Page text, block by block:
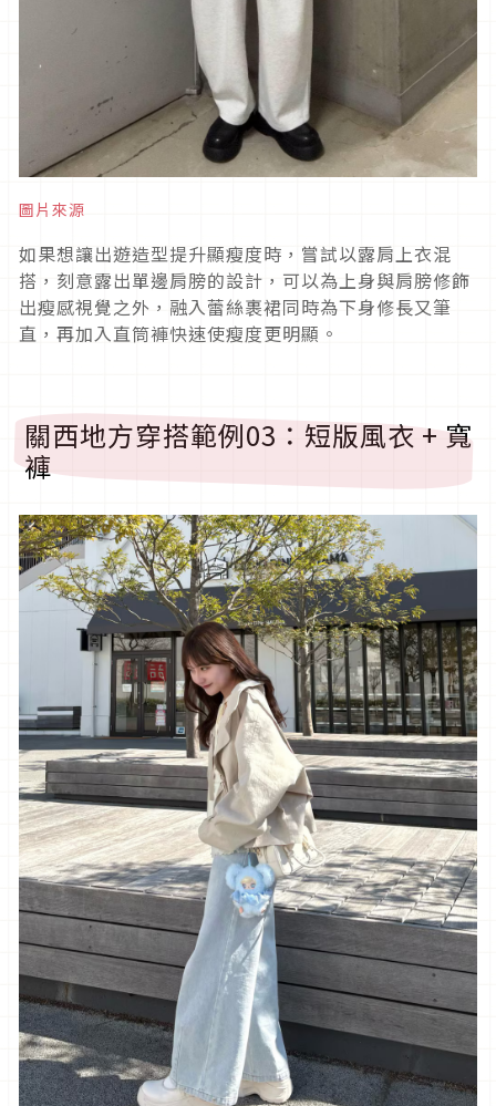
圖片來源
如果想讓出遊造型提升顯瘦度時，嘗試以露肩上衣混
搭，刻意露出單邊肩膀的設計，可以為上身與肩膀修飾
出瘦感視覺之外，融入蕾絲裹裙同時為下身修長又筆
直，再加入直筒褲快速使瘦度更明顯。
關西地方穿搭範例03 ：短版風衣+寬
褲